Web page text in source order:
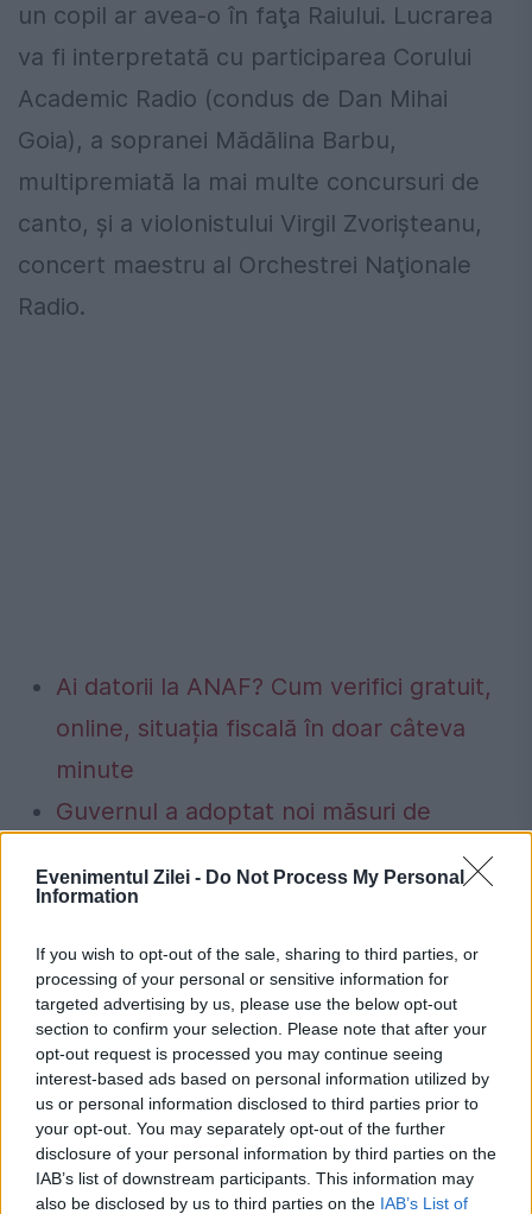
Evenimentul Zilei - Do Not Process My Personal
Information
If you wish to opt-out of the sale, sharing to third parties, or
processing of your personal or sensitive information for
targeted advertising by us, please use the below opt-out
section to confirm your selection. Please note that after your
opt-out request is processed you may continue seeing
interest-based ads based on personal information utilized by
us or personal information disclosed to third parties prior to
your opt-out. You may separately opt-out of the further
disclosure of your personal information by third parties on the
IAB’s list of downstream participants. This information may
also be disclosed by us to third parties on the IAB’s List of
un copil ar avea-o în faţa Raiului. Lucrarea
va fi interpretată cu participarea Corului
Academic Radio (condus de Dan Mihai
Goia), a sopranei Mădălina Barbu,
multipremiată la mai multe concursuri de
canto, şi a violonistului Virgil Zvorişteanu,
concert maestru al Orchestrei Naţionale
Radio.
Ai datorii la ANAF? Cum verifici gratuit,
online, situația fiscală în doar câteva
minute
Guvernul a adoptat noi măsuri de
electrică. Transelectrica poate limita
apar deficite în sistem
tiberiu soare